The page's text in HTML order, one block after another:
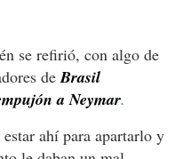
se refirió, con algo de
de Brasil
a Neymar.
ahí para apartarlo y